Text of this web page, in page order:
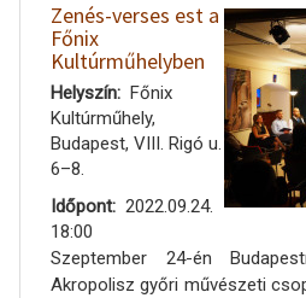
Zenés-verses est a
Főnix
Kultúrműhelyben
Helyszín
Főnix
Kultúrműhely,
Budapest, VIII. Rigó u.
6–8.
Időpont
2022.09.24.
18:00
Szeptember 24-én
Akropolisz győri művészeti